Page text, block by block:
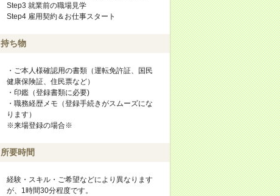
Step3 就業前の職場見学
Step4 雇用契約＆お仕事スタート
持ち物
・ご本人様確認用の書類（運転免許証、国民
健康保険証、住民票など）
・印鑑（登録書類に必要)
・職務経歴メモ（登録手続きがスムーズにな
ります）
※来場登録の場合※
所要時間
経験・スキル・ご希望などにより異なります
が、1時間30分程度です。